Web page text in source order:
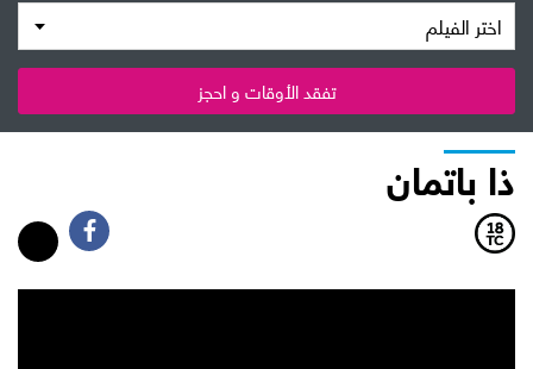
اختر الفيلم
تفقد الأوقات و احجز
ذا باتمان